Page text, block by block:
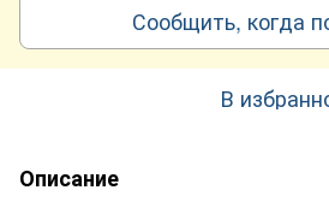
Сообщить, когда
В
Описание